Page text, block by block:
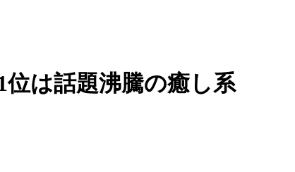
位は話題沸騰の癒し系